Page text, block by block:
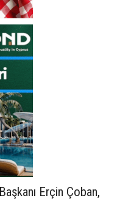
Erçin Çoban,